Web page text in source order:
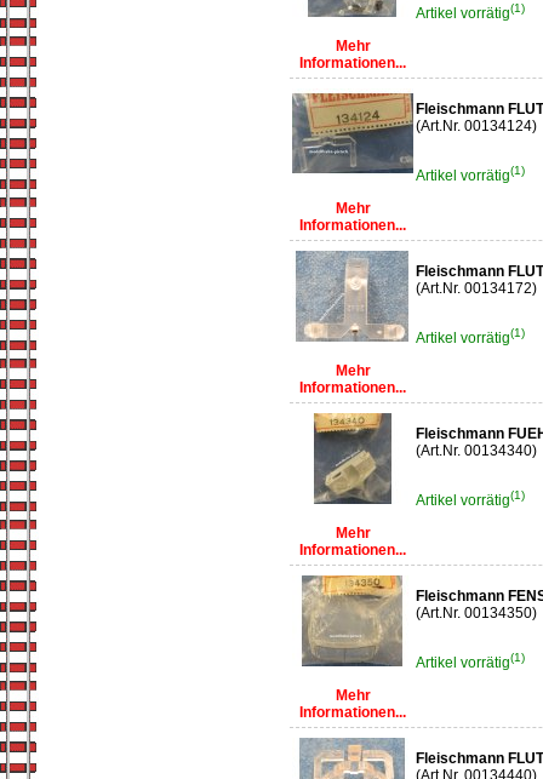
Mehr
Informationen...
Artikel vorrätig(1)
Mehr
Informationen...
Fleischmann
(Art.Nr. 00134124)
Artikel vorrätig(1)
Mehr
Informationen...
Fleischmann
(Art.Nr. 00134172)
Artikel vorrätig(1)
Mehr
Informationen...
Fleischmann
(Art.Nr. 00134340)
Artikel vorrätig(1)
Mehr
Informationen...
Fleischmann
(Art.Nr. 00134350)
Artikel vorrätig(1)
Fleischmann
(Art.Nr. 00134440)